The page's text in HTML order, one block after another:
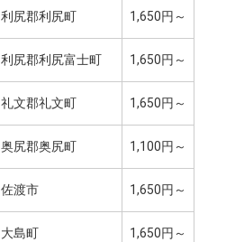
利尻郡利尻町 1,650円～
利尻郡利尻富士町 1,650円～
礼文郡礼文町 1,650円～
奥尻郡奥尻町 1,100円～
佐渡市 1,650円～
大島町 1,650円～